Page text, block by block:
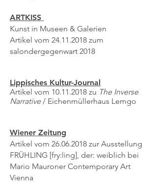
ARTKISS
Kunst in Museen & Galerien
Artikel vom 24.11.2018 zum
salondergegenwart 2018
Lippisches Kultur-Journal
Artikel vom 10.11.2018 zu The Inverse
Narrative / Eichenmüllerhaus Lemgo
Wiener Zeitung
Artikel vom 26.06.2018 zur Ausstellung
FRÜHLING [fry:ling], der: weiblich bei
Mario Mauroner Contemporary Art
Vienna